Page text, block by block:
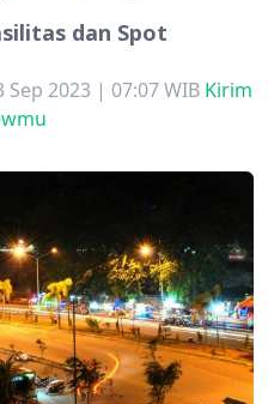
dan Spot
Sep 2023 | 07:07 WIB Kirim